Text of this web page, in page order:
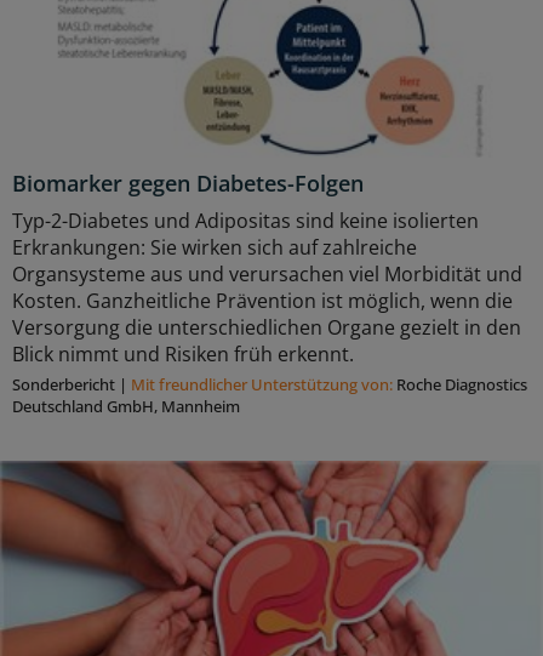
Biomarker gegen Diabetes-Folgen
Typ-2-Diabetes und Adipositas sind keine isolierten
Erkrankungen: Sie wirken sich auf zahlreiche
Organsysteme aus und verursachen viel Morbidität und
Kosten. Ganzheitliche Prävention ist möglich, wenn die
Versorgung die unterschiedlichen Organe gezielt in den
Blick nimmt und Risiken früh erkennt.
Sonderbericht | Mit freundlicher Unterstützung von: Roche Diagnostics
Deutschland GmbH, Mannheim